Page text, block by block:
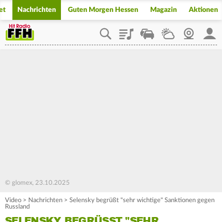
Nachrichten Guten Morgen Hessen Magazin Aktionen
PlaylistStaupilotWetterWebcam
© glomex, 23.10.2025
Video > Nachrichten > Selensky begrüßt "sehr wichtige" Sanktionen gegen
Russland